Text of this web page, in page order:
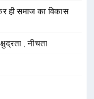
ही समाज का विकास
क्षुद्रता ,नीचता